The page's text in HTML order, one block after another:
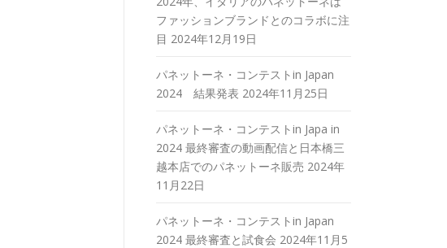
ファッションブランドとのコラボに注
目 2024年12月19日
パネットーネ・コンテストin Japan
2024 結果発表 2024年11月25日
パネットーネ・コンテストin Japa in
2024 最終審査の動画配信と日本橋三
越本店でのパネットーネ販売 2024年
11月22日
パネットーネ・コンテストin Japan
2024 最終審査と試食会 2024年11月5